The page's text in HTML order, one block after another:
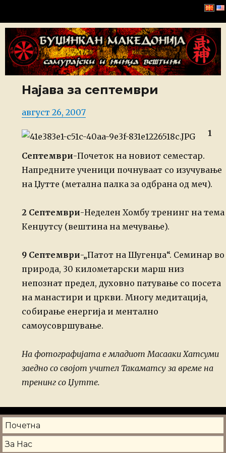
Буџинкан Македонија
Најава за септември
Posted
август 26, 2007
1
Септември-Почеток на новиот семестар.
Напредните ученици почнуваат со изучување
на Џутте (метална палка за одбрана од меч).
2 Септември-Неделен Хомбу тренинг на тема
Кенџутсу (вештина на мечување).
9 Септември-„Патот на Шугенџа“. Семинар во
природа, 30 километарски марш низ
непознат предел, духовно патување со посета
наманастири и цркви. Многу медитација,
собирање енергија и ментално
самоусовршување.
На фотографијата е младиот Масааки Хатсуми
заедно со својот учител Такаматсу за време на
тренинг со Џутте.
Почетна
За Нас